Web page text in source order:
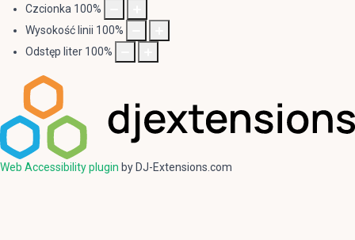
Czcionka 100%
Wysokość linii 100%
Odstęp liter 100%
Web Accessibility plugin by DJ-Extensions.com